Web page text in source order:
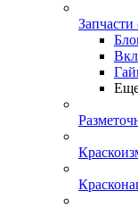
Запчасти